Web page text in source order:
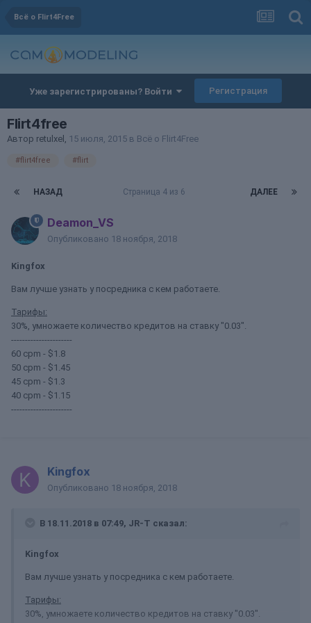
Всё о Flirt4Free
Уже зарегистрированы? Войти Регистрация
Flirt4free
Автор retulxel , 15 июля, 2015 в Всё о Flirt4Free
#flirt4free #flirt
НАЗАД ДАЛЕЕ
Страница 4 из 6
Deamon_VS
Опубликовано 18 ноября, 2018
Kingfox
Вам лучше узнать у посредника с кем работаете.
Тарифы:
30%, умножаете количество кредитов на ставку "0.03".
----------------------
60 cpm - $1.8
50 cpm - $1.45
45 cpm - $1.3
40 cpm - $1.15
----------------------
Kingfox
Опубликовано 18 ноября, 2018
В 18.11.2018 в 07:49, JR-T сказал:
Kingfox
Вам лучше узнать у посредника с кем работаете.
Тарифы:
30%, умножаете количество кредитов на ставку "0.03".